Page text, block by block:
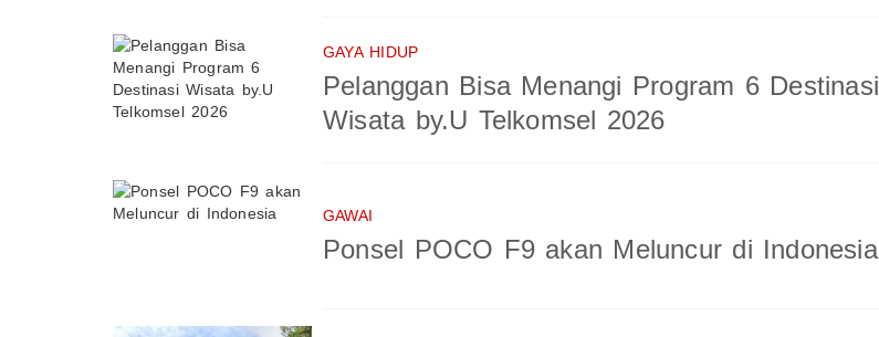
GAYA HIDUP
Pelanggan Bisa Menangi Program 6 Destinasi
Wisata by.U Telkomsel 2026
GAWAI
Ponsel POCO F9 akan Meluncur di Indonesia